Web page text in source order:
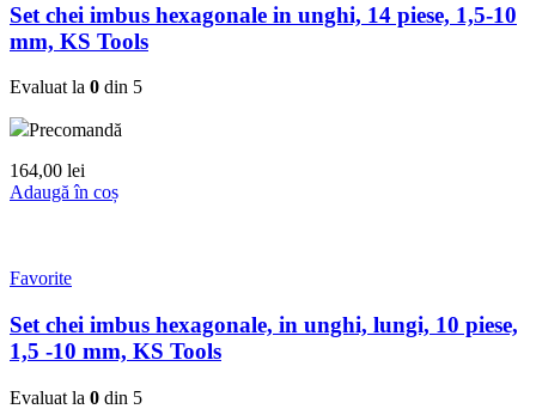
Set chei imbus hexagonale in unghi, 14 piese, 1,5-10
mm, KS Tools
Evaluat la 0 din 5
Precomandă
164,00 lei
Adaugă în coș
Favorite
Set chei imbus hexagonale, in unghi, lungi, 10 piese,
1,5 -10 mm, KS Tools
Evaluat la 0 din 5